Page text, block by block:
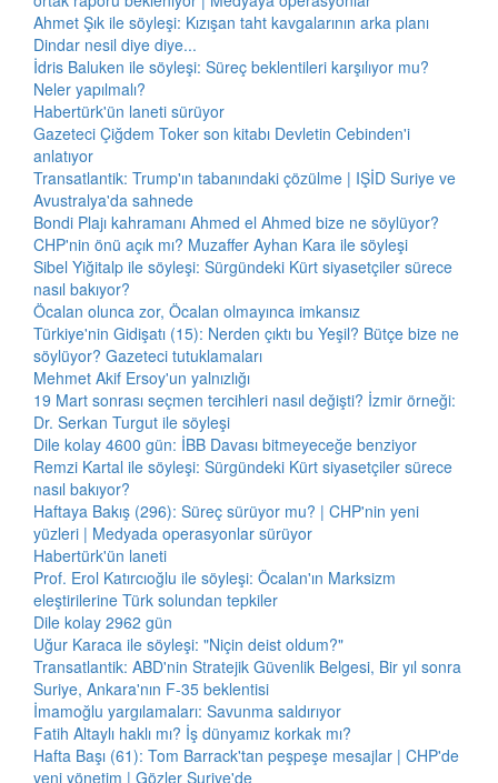
Ahmet Şık ile söyleşi: Kızışan taht kavgalarının arka planı
Dindar nesil diye diye...
İdris Baluken ile söyleşi: Süreç beklentileri karşılıyor mu?
Neler yapılmalı?
Habertürk'ün laneti sürüyor
Gazeteci Çiğdem Toker son kitabı Devletin Cebinden'i
anlatıyor
Transatlantik: Trump'ın tabanındaki çözülme | IŞİD Suriye ve
Avustralya'da sahnede
Bondi Plajı kahramanı Ahmed el Ahmed bize ne söylüyor?
CHP'nin önü açık mı? Muzaffer Ayhan Kara ile söyleşi
Sibel Yiğitalp ile söyleşi: Sürgündeki Kürt siyasetçiler sürece
nasıl bakıyor?
Öcalan olunca zor, Öcalan olmayınca imkansız
Türkiye'nin Gidişatı (15): Nerden çıktı bu Yeşil? Bütçe bize ne
söylüyor? Gazeteci tutuklamaları
Mehmet Akif Ersoy'un yalnızlığı
19 Mart sonrası seçmen tercihleri nasıl değişti? İzmir örneği:
Dr. Serkan Turgut ile söyleşi
Dile kolay 4600 gün: İBB Davası bitmeyeceğe benziyor
Remzi Kartal ile söyleşi: Sürgündeki Kürt siyasetçiler sürece
nasıl bakıyor?
Haftaya Bakış (296): Süreç sürüyor mu? | CHP'nin yeni
yüzleri | Medyada operasyonlar sürüyor
Habertürk'ün laneti
Prof. Erol Katırcıoğlu ile söyleşi: Öcalan'ın Marksizm
eleştirilerine Türk solundan tepkiler
Dile kolay 2962 gün
Uğur Karaca ile söyleşi: "Niçin deist oldum?"
Transatlantik: ABD'nin Stratejik Güvenlik Belgesi, Bir yıl sonra
Suriye, Ankara'nın F-35 beklentisi
İmamoğlu yargılamaları: Savunma saldırıyor
Fatih Altaylı haklı mı? İş dünyamız korkak mı?
Hafta Başı (61): Tom Barrack'tan peşpeşe mesajlar | CHP'de
yeni yönetim | Gözler Suriye'de